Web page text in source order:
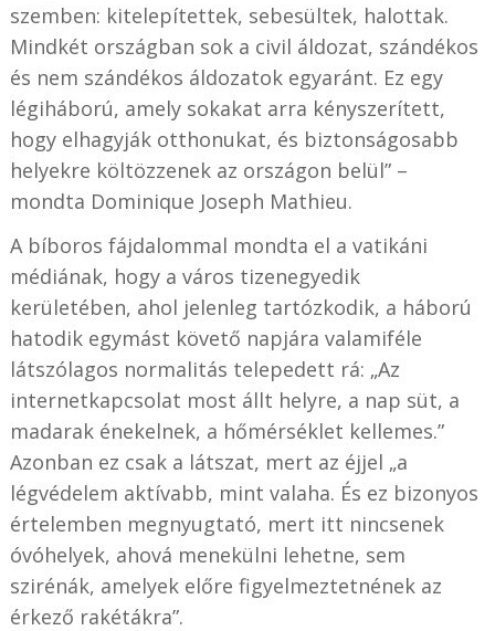
szemben: kitelepítettek, sebesültek, halottak.
Mindkét országban sok a civil áldozat, szándékos
és nem szándékos áldozatok egyaránt. Ez egy
légiháború, amely sokakat arra kényszerített,
hogy elhagyják otthonukat, és biztonságosabb
helyekre költözzenek az országon belül” –
mondta Dominique Joseph Mathieu.
A bíboros fájdalommal mondta el a vatikáni
médiának, hogy a város tizenegyedik
kerületében, ahol jelenleg tartózkodik, a háború
hatodik egymást követő napjára valamiféle
látszólagos normalitás telepedett rá: „Az
internetkapcsolat most állt helyre, a nap süt, a
madarak énekelnek, a hőmérséklet kellemes.”
Azonban ez csak a látszat, mert az éjjel „a
légvédelem aktívabb, mint valaha. És ez bizonyos
értelemben megnyugtató, mert itt nincsenek
óvóhelyek, ahová menekülni lehetne, sem
szirénák, amelyek előre figyelmeztetnének az
érkező rakétákra”.